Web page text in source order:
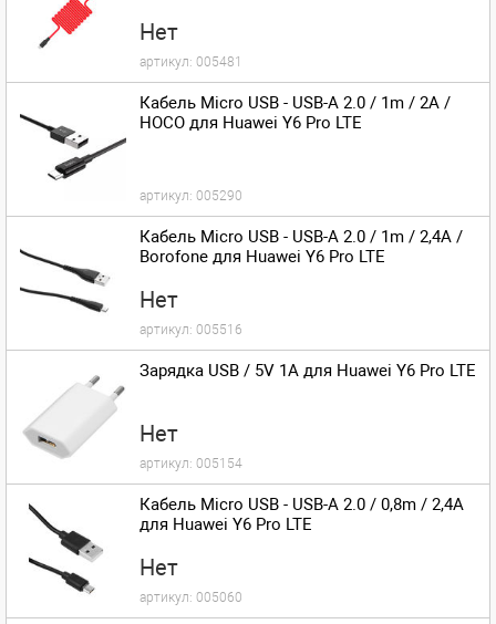
Нет
артикул: 005481
Кабель Micro USB - USB-A 2.0 / 1m / 2A /
HOCO для Huawei Y6 Pro LTE
артикул: 005290
Кабель Micro USB - USB-A 2.0 / 1m / 2,4A /
Borofone для Huawei Y6 Pro LTE
Нет
артикул: 005516
Зарядка USB / 5V 1A для Huawei Y6 Pro LTE
Нет
артикул: 005154
Кабель Micro USB - USB-A 2.0 / 0,8m / 2,4A
для Huawei Y6 Pro LTE
Нет
артикул: 005060